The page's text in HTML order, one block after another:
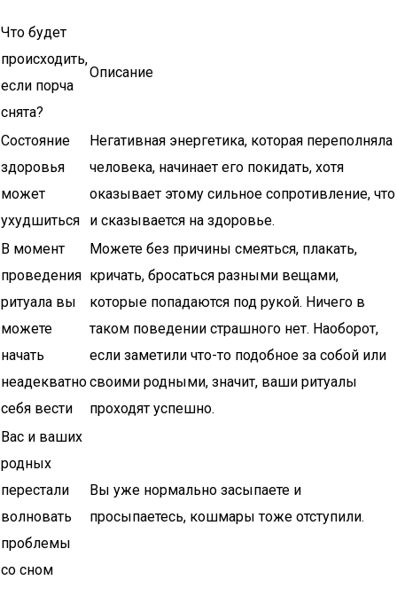
Что будет
происходить,
если порча
снята?
Описание
Состояние
здоровья
может
ухудшиться
Негативная энергетика, которая переполняла
человека, начинает его покидать, хотя
оказывает этому сильное сопротивление, что
и сказывается на здоровье.
В момент
проведения
ритуала вы
можете
начать
неадекватно
себя вести
Можете без причины смеяться, плакать,
кричать, бросаться разными вещами,
которые попадаются под рукой. Ничего в
таком поведении страшного нет. Наоборот,
если заметили что-то подобное за собой или
своими родными, значит, ваши ритуалы
проходят успешно.
Вас и ваших
родных
перестали
волновать
проблемы
со сном
Вы уже нормально засыпаете и
просыпаетесь, кошмары тоже отступили.